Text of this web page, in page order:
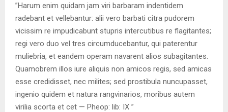
”Harum enim quidam јаm viri barbaram indentidem
radebant et vellebantur: alii vero barbati citra pudorem
vicissim re impudicabunt stupris intercutibus re flagitantes;
regi vero duo vel tres circumducebantur, qui paterentur
muliebria, et eandem operam navarent alios subagitantes.
Quamobrem illos iure aliquis non amicos regis, sed amicas
esse credidisset, nec milites; sed prostibula nuncupasset,
ingenio quidem et natura rangvinarios, moribus autem
virilia scorta et cet — Pheop: lib: IX ”